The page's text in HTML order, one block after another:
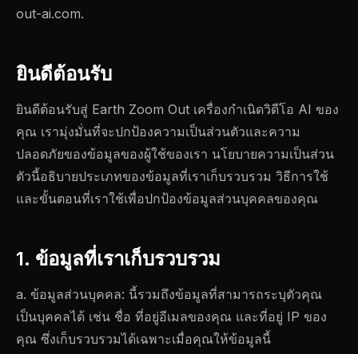
out-ai.com.
ยินดีต้อนรับ
ยินดีต้อนรับสู่ Earth Zoom Out เครื่องกำเนิดวิดีโอ AI ของ
คุณ เรามุ่งมั่นที่จะปกป้องความเป็นส่วนตัวและความ
ปลอดภัยของข้อมูลของผู้ใช้ของเรา นโยบายความเป็นส่วน
ตัวนี้อธิบายประเภทของข้อมูลที่เราเก็บรวบรวม วิธีการใช้
และขั้นตอนที่เราใช้เพื่อปกป้องข้อมูลส่วนบุคคลของคุณ
1. ข้อมูลที่เราเก็บรวบรวม
a. ข้อมูลส่วนบุคคล: นี้รวมถึงข้อมูลที่สามารถระบุตัวคุณ
เป็นบุคคลได้ เช่น ชื่อ ที่อยู่อีเมลของคุณ และที่อยู่ IP ของ
คุณ ซึ่งเก็บรวบรวมได้เฉพาะเมื่อคุณให้ข้อมูลนี้